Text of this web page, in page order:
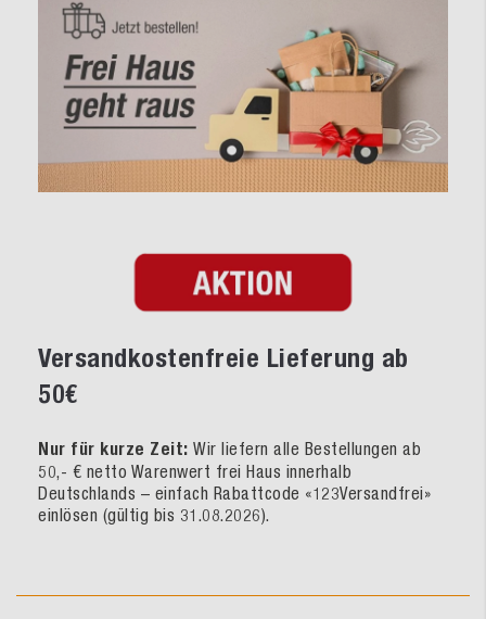
Versandkostenfreie Lieferung ab
50€
Nur für kurze Zeit: Wir liefern alle Bestellungen ab
50,- € netto Warenwert frei Haus innerhalb
Deutschlands – einfach Rabattcode «123Versandfrei»
einlösen (gültig bis 31.08.2026).